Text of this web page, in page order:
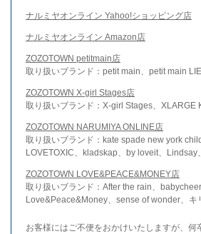
ナルミヤオンライン Yahoo!ショッピング店
ナルミヤオンライン Amazon店
ZOZOTOWN petitmain店
取り扱いブランド：petit main、petit main
ZOZOTOWN X-girl Stages店
取り扱いブランド：X-girl Stages、XLARGE
ZOZOTOWN NARUMIYA ONLINE店
取り扱いブランド：kate spade new york
LOVETOXIC、kladskap、by loveit、Lindsay
ZOZOTOWN LOVE&PEACE&MONEY店
取り扱いブランド：After the rain、babycheer
Love&Peace&Money、sense of wonder、キ
お客様にはご不便をおかけいたしますが、何